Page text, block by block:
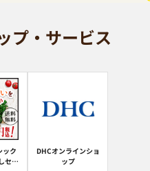
プ・サービス
ック
セッ
DHCオンラインショ
ップ